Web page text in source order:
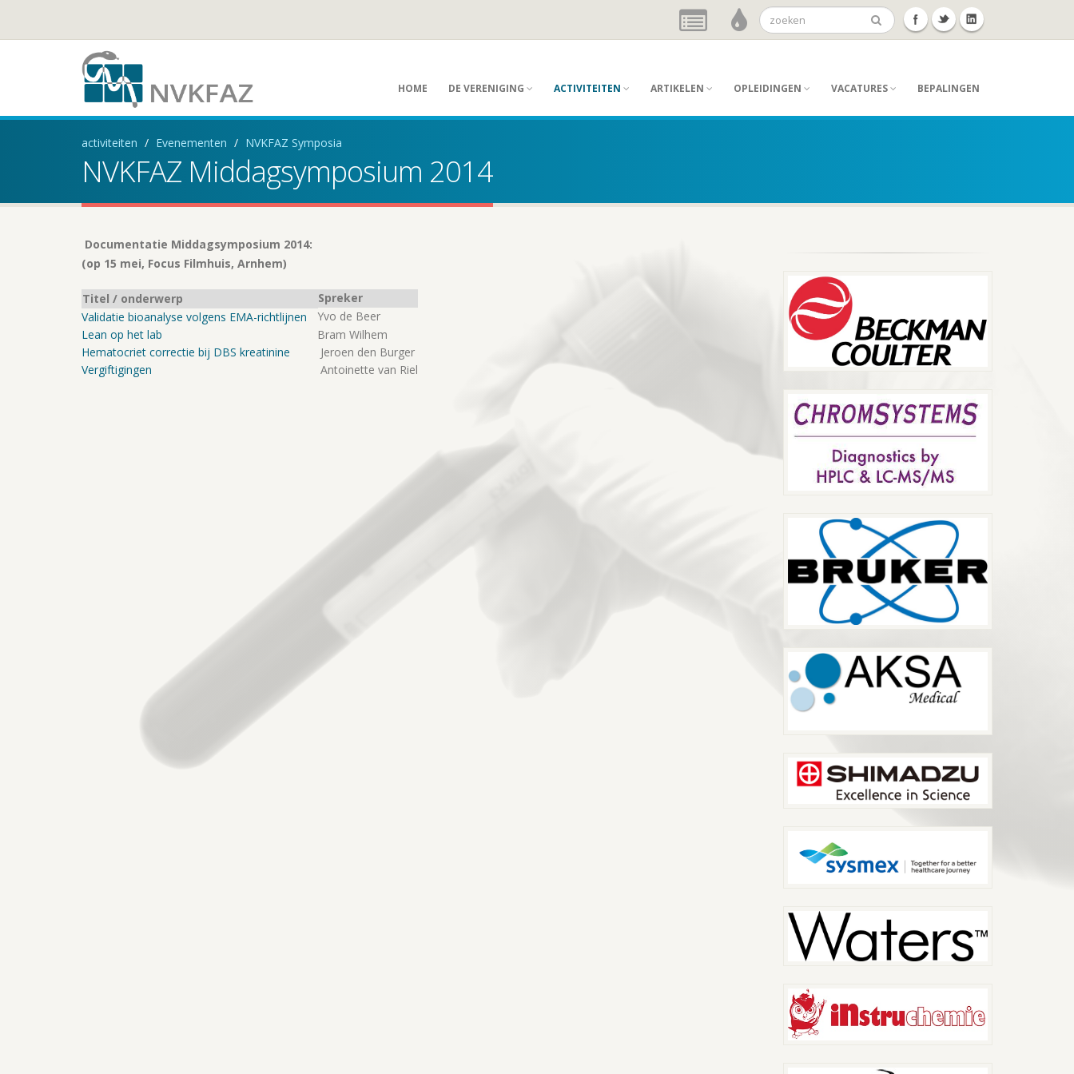
HOME DE VERENIGING ACTIVITEITEN ARTIKELEN OPLEIDINGEN VACATURES BEPALINGEN
activiteiten Evenementen NVKFAZ Symposia
NVKFAZ Middagsymposium 2014
Documentatie Middagsymposium 2014:
(op 15 mei, Focus Filmhuis, Arnhem)
Titel / onderwerp
Spreker
Validatie bioanalyse volgens EMA-richtlijnen
Yvo de Beer
Lean op het lab
Bram Wilhem
Hematocriet correctie bij DBS kreatinine
Jeroen den Burger
Vergiftigingen
Antoinette van Riel